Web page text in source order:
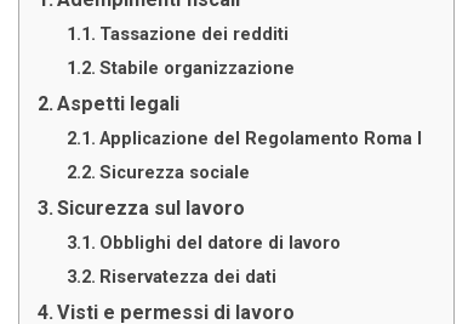
Tassazione dei redditi
Stabile organizzazione
Aspetti legali
Applicazione del Regolamento Roma I
Sicurezza sociale
Sicurezza sul lavoro
Obblighi del datore di lavoro
Riservatezza dei dati
Visti e permessi di lavoro